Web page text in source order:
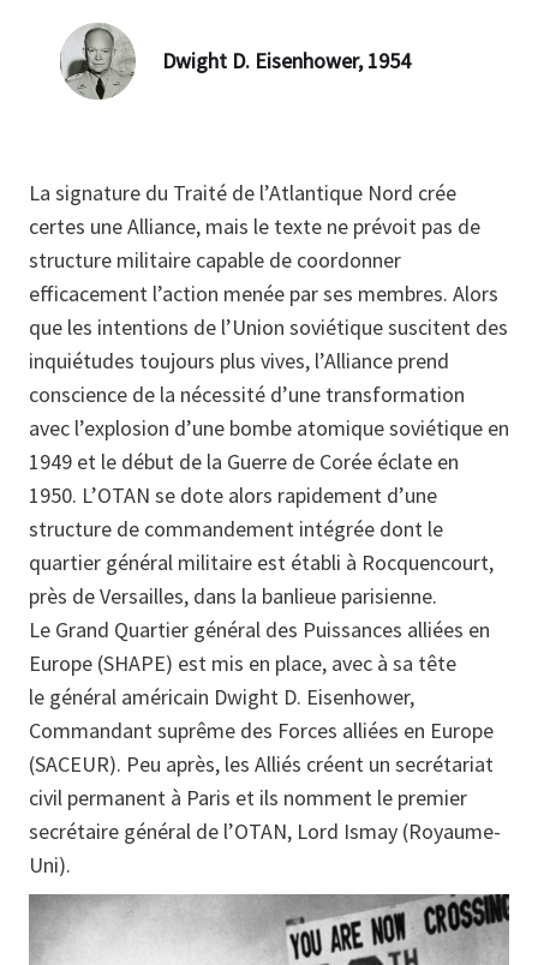
Dwight D. Eisenhower, 1954
La signature du Traité de l’Atlantique Nord crée
certes une Alliance, mais le texte ne prévoit pas de
structure militaire capable de coordonner
efficacement l’action menée par ses membres. Alors
que les intentions de l’Union soviétique suscitent des
inquiétudes toujours plus vives, l’Alliance prend
conscience de la nécessité d’une transformation
avec l’explosion d’une bombe atomique soviétique en
1949 et le début de la Guerre de Corée éclate en
1950. L’OTAN se dote alors rapidement d’une
structure de commandement intégrée dont le
quartier général militaire est établi à Rocquencourt,
près de Versailles, dans la banlieue parisienne.
Le Grand Quartier général des Puissances alliées en
Europe (SHAPE) est mis en place, avec à sa tête
le général américain Dwight D. Eisenhower,
Commandant suprême des Forces alliées en Europe
(SACEUR). Peu après, les Alliés créent un secrétariat
civil permanent à Paris et ils nomment le premier
secrétaire général de l’OTAN, Lord Ismay (Royaume-
Uni).